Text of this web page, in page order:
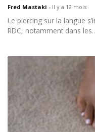
Fred Mastaki - Il y a 12 mois
Le piercing sur la langue
RDC, notamment dans